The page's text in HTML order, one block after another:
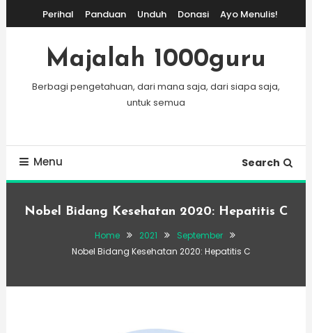
To
Content
Perihal Panduan Unduh Donasi Ayo Menulis!
Majalah 1000guru
Berbagi pengetahuan, dari mana saja, dari siapa saja,
untuk semua
Menu Search
Nobel Bidang Kesehatan 2020: Hepatitis C
Home 2021
September
Nobel Bidang Kesehatan 2020: Hepatitis C